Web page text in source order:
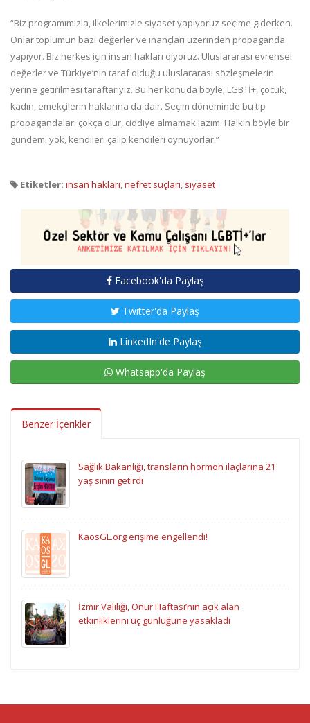
“Biz programımızla, ilkelerimizle siyaset yapıyoruz seçime giderken.
Onlar toplumun bazı değerler ve inançları üzerinden propaganda
yapıyor. Biz herkes için insan hakları diyoruz. Uluslararası evrensel
değerler ve Türkiye’nin taraf olduğu uluslararası sözleşmelerin
yerine getirilmesi taraftarıyız. Bu her konuda böyle; LGBTİ+, çocuk,
kadın, emekçilerin haklarına da dair. Seçim döneminde bu tip
propagandaları çokça olur, ciddiye almamak lazım. Halkın böyle bir
gündemi yok, kendileri çalıp kendileri oynuyorlar.”
Etiketler: insan hakları,nefret suçları, siyaset
Facebook'da Paylaş
Twitter'da Paylaş
LinkedIn'de Paylaş
Whatsapp'da Paylaş
Benzer İçerikler
Sağlık Bakanlığı, transların hormon ilaçlarına 21
yaş sınırı getirdi
KaosGL.org erişime engellendi!
İzmir Valiliği, Onur Haftası’nın açık alan
etkinliklerini üç günlüğüne yasakladı